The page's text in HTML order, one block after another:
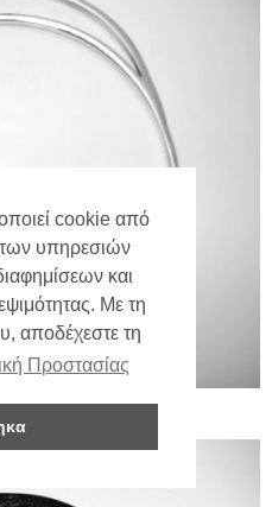
cookie από
υπηρεσιών
και
Με τη
αποδέχεστε τη
Προστασίας